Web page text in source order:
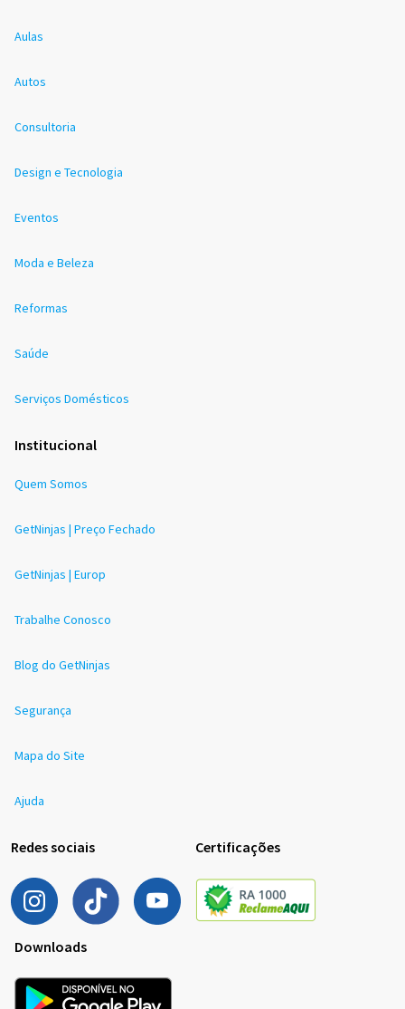
Aulas
Autos
Consultoria
Design e Tecnologia
Eventos
Moda e Beleza
Reformas
Saúde
Serviços Domésticos
Institucional
Quem Somos
GetNinjas | Preço Fechado
GetNinjas | Europ
Trabalhe Conosco
Blog do GetNinjas
Segurança
Mapa do Site
Ajuda
Redes sociais Certificações
Downloads